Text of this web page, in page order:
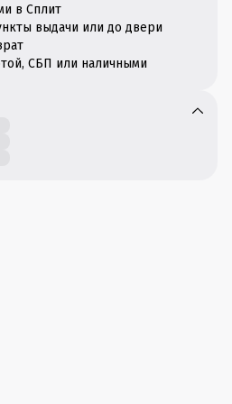
в Сплит
выдачи или до двери
СБП или наличными